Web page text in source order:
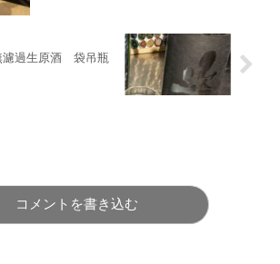
濾過生原酒 袋吊瓶
コメントを書き込む